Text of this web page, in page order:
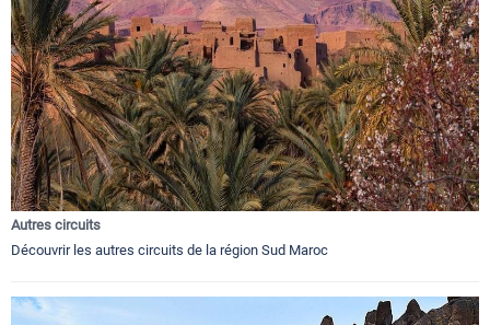
Autres circuits
Découvrir les autres circuits de la région Sud Maroc